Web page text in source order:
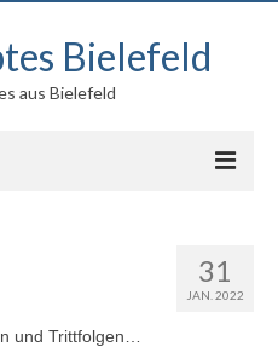
Bielefeld
aus Bielefeld
31
JAN. 2022
und Trittfolgen…